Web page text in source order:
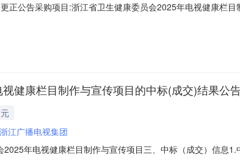
正公告采购项目:浙江省卫生健康委员会2025年电视健康栏
老师电话:0571-87709399采购代理机构:名称:浙江省成套招
供应商名称:浙江广播电视集团同级政府采购监督
健康栏目制作与宣传项目的中标(成交)结果公
浙江广播电视集团
年电视健康栏目制作与宣传项目三、中标（成交）信息